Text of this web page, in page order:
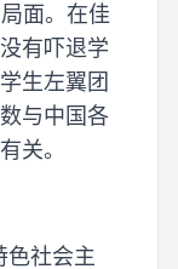
面。在佳
有吓退学
生左翼团
与中国各
关。
色社会主